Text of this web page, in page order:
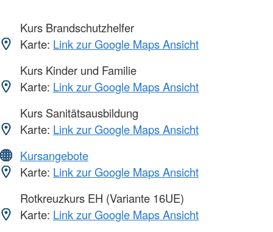
Kurs Brandschutzhelfer
Karte: Link zur Google Maps Ansicht
Kurs Kinder und Familie
Karte: Link zur Google Maps Ansicht
Kurs Sanitätsausbildung
Karte: Link zur Google Maps Ansicht
Kursangebote
Karte: Link zur Google Maps Ansicht
Rotkreuzkurs EH (Variante 16UE)
Karte: Link zur Google Maps Ansicht